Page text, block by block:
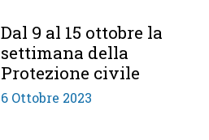
Dal 9 al 15 ottobre la
settimana della
Protezione civile
6 Ottobre 2023